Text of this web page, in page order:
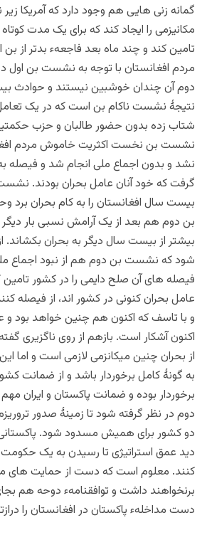
گمانه زنی هایی هم وجود دارد که آمریکا
مکانیزمی را ایجاد کند که برای یک مدت
تامین کند و چند ماه بعد فاجعهء بدتر از
مردم افغانستان با توجه به نشست بن اول
دوم آن چندان خوشبین نیستند و حوادث
نتیجۀ نشست ناکام بن است که در یک
شتاب زده بدون حضور طالبان و حزب
نشست بن نخست اکثریت خاموش مردم
نشد و بدون اجماع ملی انجام شد و
گرفت که خود آنان عامل بحران بودند.
بیست سال افغانستان را به کام بحران برد
بن دوم هم بعد از یک آرامش نسبی بار دیگر
بیشتر از بیست سال دیگر به بحران بکشاند.
شود که نشست بن دوم هم از نبود اجماع
فیصله های آن صلح دایمی را در کشور تامین
عامل بحران کنونی در کشور اند، از فیصله
و با تاسف که اکنون هم چنین خواهد بود و
اکنون آشکار است. بازهم از روی ناگزیری
از بحران چنین میکانزمی لازمی است و اما این
به گونۀ کامل برخوردار باشد و از ضمانت
برخوردار بوده و ضمانت پاکستان و ایران
دوم در نظر گرفته شود تا زمینۀ صدور
دو کشور برای همیش مسدود شود.
دید عمق استراتیژی تا رسیدن به یک
کنند. معلوم است که دست از حمایت های
برنخواهند داشت و توافقنامهء دوحه هم
دست مداخلهء پاکستان در افغانستان را